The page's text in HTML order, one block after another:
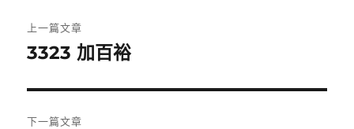
章
覽
上一篇文章
上
篇
文
3323 加百裕
下一篇文章